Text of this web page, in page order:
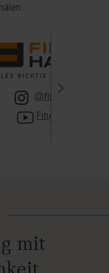
@fingerhaus
FingerHaus
mit